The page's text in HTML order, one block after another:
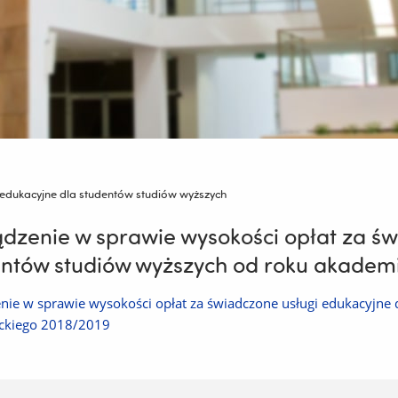
dla studentów studiów wyższych
w sprawie wysokości opłat za
studiów wyższych od roku
w sprawie wysokości opłat za świadczone usługi
2018/2019